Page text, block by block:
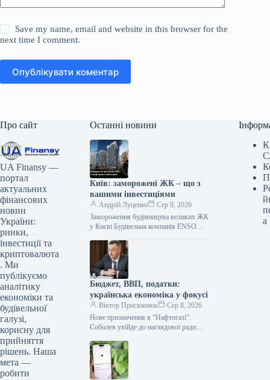
Save my name, email and website in this browser for the
next time I comment.
Опублікувати коментар
Про сайт
UA Finansy —
портал
актуальних
фінансових
новин
України:
ринки,
інвестиції та
криптовалюта
. Ми
публікуємо
аналітику
економіки та
будівельної
галузі,
корисну для
прийняття
рішень. Наша
мета —
робити
Останні новини
Київ: заморожені ЖК – що з
вашими інвестиціями
Андрій Луценко
Сер 8, 2026
Замороження будівництва великих ЖК
у Києві Будівельна компанія ENSO
масштабних житлових комплексах у
Києві: Poetica, Diadans…
Бюджет, ВВП, податки:
українська економіка у фокусі
Віктор Присяжнюк
Сер 8, 2026
Нове призначення в “Нафтогазі”:
Соболев увійде до наглядової ради
рішення про включення Олексія
Соболева, заступника керівника…
а